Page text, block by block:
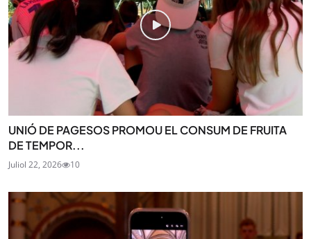
UNIÓ DE PAGESOS PROMOU EL CONSUM DE FRUITA
DE TEMPOR...
Juliol 22, 2026 10